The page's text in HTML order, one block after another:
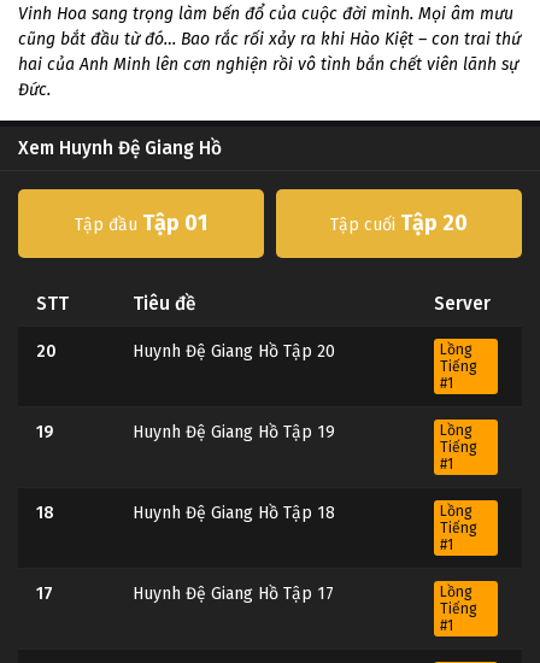
Vinh Hoa sang trọng làm bến đổ của cuộc đời mình. Mọi âm mưu
cũng bắt đầu từ đó… Bao rắc rối xảy ra khi Hào Kiệt – con trai thứ
hai của Anh Minh lên cơn nghiện rồi vô tình bắn chết viên lãnh sự
Đức.
Xem Huynh Đệ Giang Hồ
Tập đầu Tập 01 Tập cuối Tập 20
STT Tiêu đề Server
20 Huynh Đệ Giang Hồ Tập 20
Lồng
Tiếng
#1
19 Huynh Đệ Giang Hồ Tập 19
Lồng
Tiếng
#1
18 Huynh Đệ Giang Hồ Tập 18
Lồng
Tiếng
#1
17 Huynh Đệ Giang Hồ Tập 17
Lồng
Tiếng
#1